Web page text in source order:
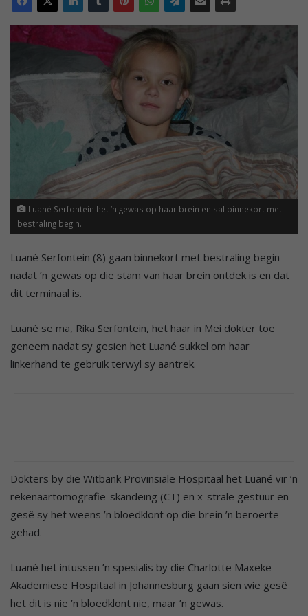
Luané Serfontein het ’n gewas op haar brein en sal binnekort met
bestraling begin.
Luané Serfontein (8) gaan binnekort met bestraling begin
nadat ’n gewas op die stam van haar brein ontdek is en dat
dit terminaal is.
Luané se ma, Rika Serfontein, het haar in Mei dokter toe
geneem nadat sy gesien het Luané sukkel om haar
linkerhand te gebruik terwyl sy aantrek.
Dokters by die Witbank Provinsiale Hospitaal het Luané vir ’n
rekenaartomografie-skandeing (CT) en x-strale gestuur en
gesê sy het weens ’n bloedklont op die brein ’n beroerte
gehad.
Luané het intussen ’n spesialis by die Charlotte Maxeke
Akademiese Hospitaal in Johannesburg gaan sien wie gesê
het dit is nie ’n bloedklont nie, maar ’n gewas.